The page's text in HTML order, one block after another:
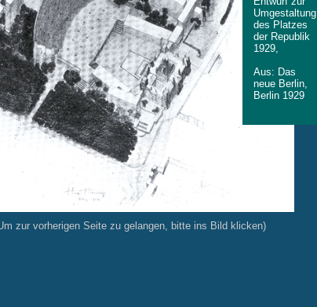
zur vorherigen Seite zu gelangen, bitte ins Bild klicken)
Umgestaltung
des Platzes
der Republik
1929,
Aus: Das
neue Berlin,
Berlin 1929